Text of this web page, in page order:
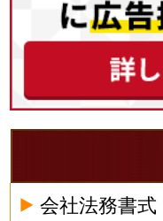
会社法務書式